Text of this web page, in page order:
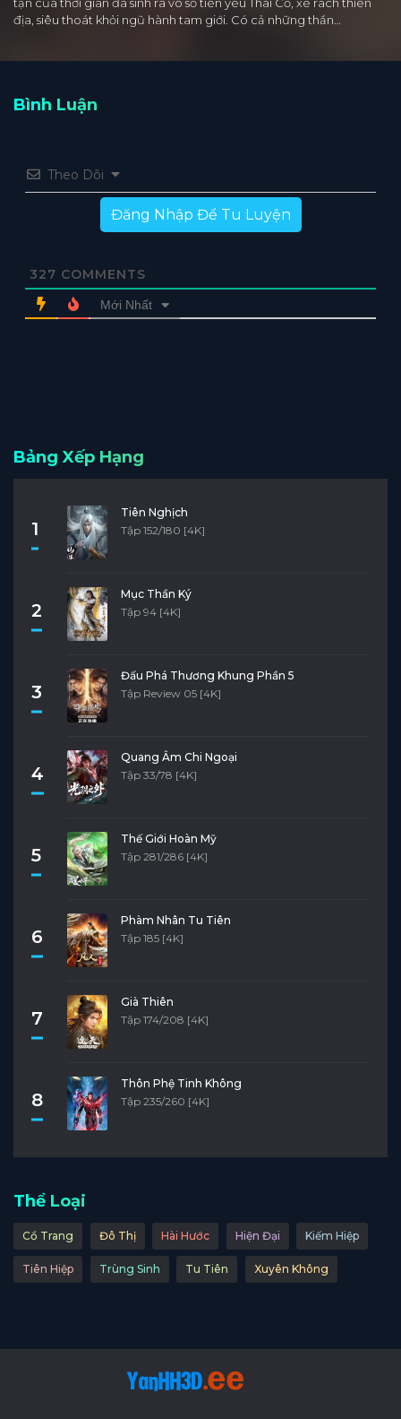
địa, siêu thoát khỏi ngũ hành tam giới. Có cả những thần…
Bình Luận
Theo Dõi
Đăng Nhập Để Tu Luyện
327 COMMENTS
Mới Nhất
Bảng Xếp Hạng
1
Tiên Nghịch
Tập 152/180 [4K]
2
Mục Thần Ký
Tập 94 [4K]
3
Đấu Phá Thương Khung Phần 5
Tập Review 05 [4K]
4
Quang Âm Chi Ngoại
Tập 33/78 [4K]
5
Thế Giới Hoàn Mỹ
Tập 281/286 [4K]
6
Phàm Nhân Tu Tiên
Tập 185 [4K]
7
Già Thiên
Tập 174/208 [4K]
8
Thôn Phệ Tinh Không
Tập 235/260 [4K]
Thể Loại
Cổ Trang Đô Thị Hài Hước Hiện Đại Kiếm Hiệp
Tiên Hiệp Trùng Sinh Tu Tiên Xuyên Không